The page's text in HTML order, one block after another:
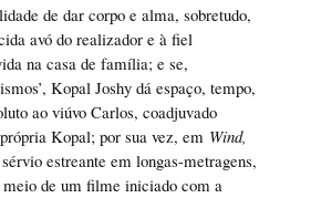
de dar corpo e alma, sobretudo,
avó do realizador e à fiel
na casa de família; e se,
Kopal Joshy dá espaço, tempo,
ao viúvo Carlos, coadjuvado
Kopal; por sua vez, em Wind,
estreante em longas-metragens,
meio de um filme iniciado com a